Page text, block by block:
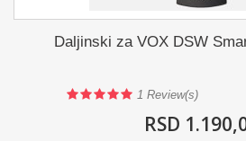
Daljinski za VOX DSW
1 Review(s)
RSD